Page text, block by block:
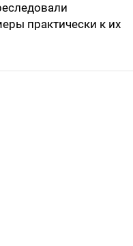
практически к их